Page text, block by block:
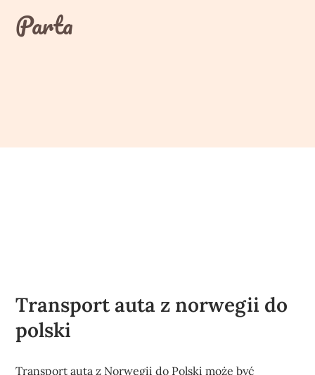
contentParta
Transport auta z norwegii do
polski
Transport auta z Norwegii do Polski może być